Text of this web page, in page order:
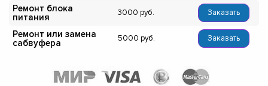
Ремонт блока
питания
3000 Заказать
Ремонт или замена
сабвуфера
5000 Заказать